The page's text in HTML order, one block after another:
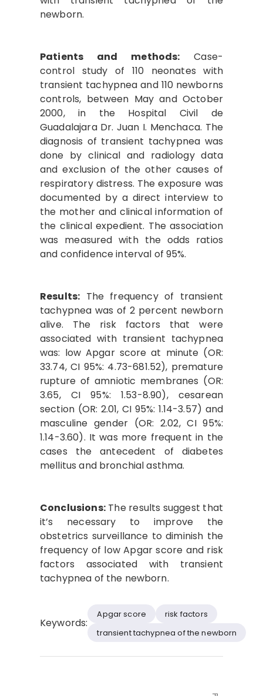
newborn.
Patients and methods: Case-
control study of 110 neonates with
transient tachypnea and 110 newborns
controls, between May and October
2000, in the Hospital Civil de
Guadalajara Dr. Juan I. Menchaca. The
diagnosis of transient tachypnea was
done by clinical and radiology data
and exclusion of the other causes of
respiratory distress. The exposure was
documented by a direct interview to
the mother and clinical information of
the clinical expedient. The association
was measured with the odds ratios
and confidence interval of 95%.
Results: The frequency of transient
tachypnea was of 2 percent newborn
alive. The risk factors that were
associated with transient tachypnea
was: low Apgar score at minute (OR:
33.74, CI 95%: 4.73-681.52), premature
rupture of amniotic membranes (OR:
3.65, CI 95%: 1.53-8.90), cesarean
section (OR: 2.01, CI 95%: 1.14-3.57) and
masculine gender (OR: 2.02, CI 95%:
1.14-3.60). It was more frequent in the
cases the antecedent of diabetes
mellitus and bronchial asthma.
Conclusions:The results suggest that
it’s necessary to improve the
obstetrics surveillance to diminish the
frequency of low Apgar score and risk
factors associated with transient
tachypnea of the newborn.
Keywords:
Apgar score
risk factors
transient tachypnea of the newborn